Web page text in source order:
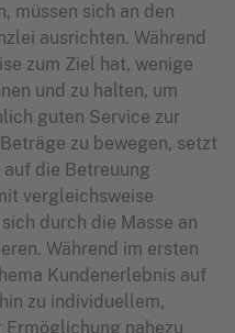
müssen sich an den
ausrichten. Während
zum Ziel hat, wenige
und zu halten, um
guten Service zur
zu bewegen, setzt
die Betreuung
vergleichsweise
durch die Masse an
Während im ersten
Kundenerlebnis auf
zu individuellem,
nahezu